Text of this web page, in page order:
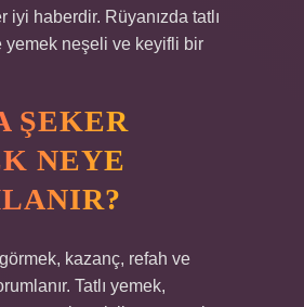
iyi haberdir. Rüyanızda tatlı
yemek neşeli ve keyifli bir
ŞEKER
NEYE
kazanç, refah ve
Tatlı yemek,